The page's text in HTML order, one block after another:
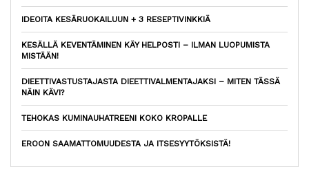
IDEOITA KESÄRUOKAILUUN + 3 RESEPTIVINKKIÄ
KESÄLLÄ KEVENTÄMINEN KÄY HELPOSTI – ILMAN LUOPUMISTA
MISTÄÄN!
DIEETTIVASTUSTAJASTA DIEETTIVALMENTAJAKSI – MITEN TÄSSÄ
NÄIN KÄVI?
TEHOKAS KUMINAUHATREENI KOKO KROPALLE
EROON SAAMATTOMUUDESTA JA ITSESYYTÖKSISTÄ!